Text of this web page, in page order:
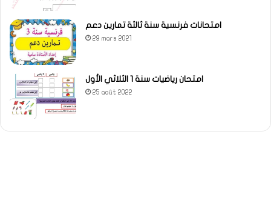
امتحانات فرنسية سنة ثالثة تمارين دعم
29 mars 2021
امتحان رياضيات سنة 1 الثلاثي الأول
25 août 2022